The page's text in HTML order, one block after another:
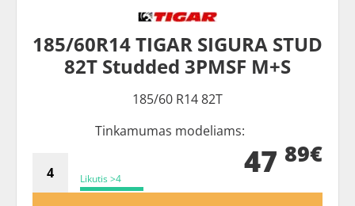
185/60R14 TIGAR SIGURA STUD
82T Studded 3PMSF M+S
185/60 R14 82T
Tinkamumas modeliams:
Likutis >4 47 89€